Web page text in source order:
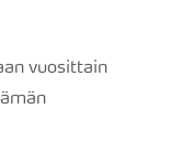
vuosittain